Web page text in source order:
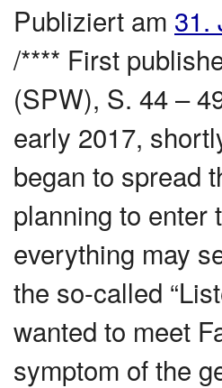
Publiziert am 31.
/**** First
(SPW), S. 44 –
early 2017,
began to spread
planning to enter
everything may
the so-called
wanted to meet
symptom of the